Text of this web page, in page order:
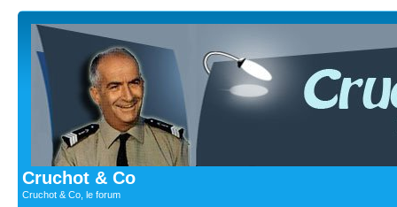
Cruchot & Co
Cruchot & Co, le forum